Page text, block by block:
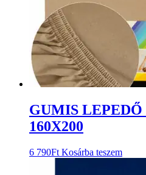
GUMIS
160X200
6 790Ft Kosárba teszem